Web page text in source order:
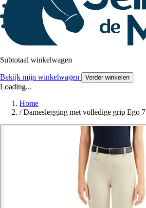
Subtotaal winkelwagen
Bekijk mijn winkelwagen Verder winkelen
Loading...
Home
/ Dameslegging met volledige grip Ego 7